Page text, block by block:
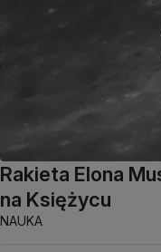
Rakieta Elona
na Księżycu
NAUKA